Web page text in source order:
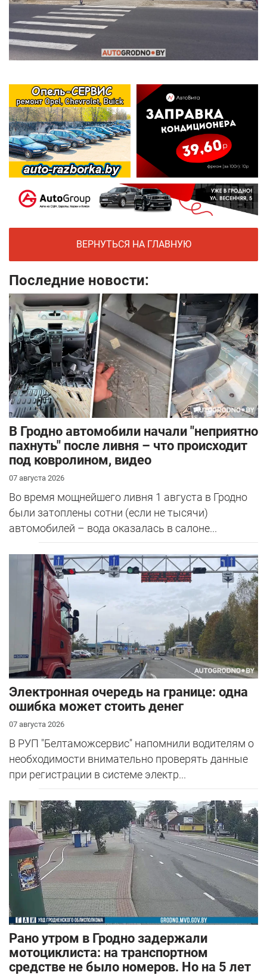
ВЕРНУТЬСЯ НА ГЛАВНУЮ
Последние новости:
В Гродно автомобили начали "неприятно
пахнуть" после ливня – что происходит
под ковролином, видео
07 августа 2026
Во время мощнейшего ливня 1 августа в Гродно
были затоплены сотни (если не тысячи)
автомобилей – вода оказалась в салоне...
Электронная очередь на границе: одна
ошибка может стоить денег
07 августа 2026
В РУП "Белтаможсервис" напомнили водителям о
необходимости внимательно проверять данные
при регистрации в системе электр...
Рано утром в Гродно задержали
мотоциклиста: на транспортном
средстве не было номеров. Но на 5 лет